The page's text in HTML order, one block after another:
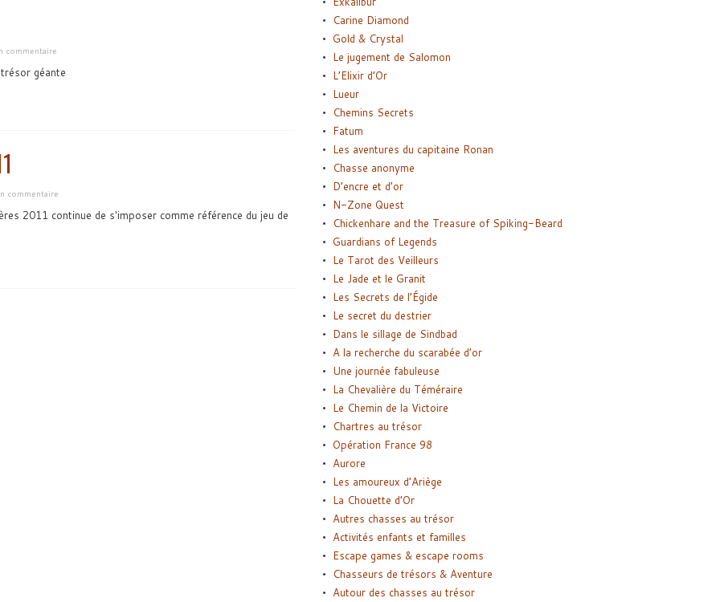
commentaire
géante
commentaire
2011 continue de s'imposer comme référence du jeu de
Carine Diamond
Gold & Crystal
Le jugement de Salomon
L’Elixir d’Or
Lueur
Chemins Secrets
Fatum
Les aventures du capitaine Ronan
Chasse anonyme
D’encre et d’or
N-Zone Quest
Chickenhare and the Treasure of Spiking-Beard
Guardians of Legends
Le Tarot des Veilleurs
Le Jade et le Granit
Les Secrets de l’Égide
Le secret du destrier
Dans le sillage de Sindbad
A la recherche du scarabée d’or
Une journée fabuleuse
La Chevalière du Téméraire
Le Chemin de la Victoire
Chartres au trésor
Opération France 98
Aurore
Les amoureux d’Ariège
La Chouette d’Or
Autres chasses au trésor
Activités enfants et familles
Escape games & escape rooms
Chasseurs de trésors & Aventure
Autour des chasses au trésor